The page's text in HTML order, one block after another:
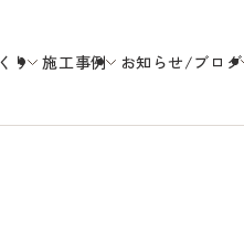
房の
り 施工事例 お知らせ/ブログ